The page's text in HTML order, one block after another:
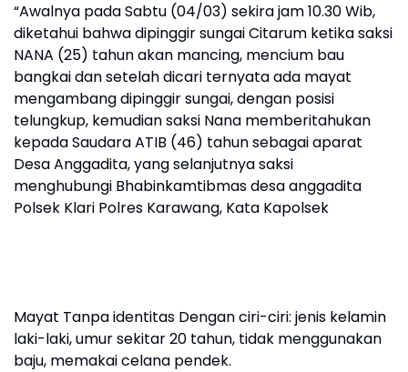
“Awalnya pada Sabtu (04/03) sekira jam 10.30 Wib,
diketahui bahwa dipinggir sungai Citarum ketika saksi
NANA (25) tahun akan mancing, mencium bau
bangkai dan setelah dicari ternyata ada mayat
mengambang dipinggir sungai, dengan posisi
telungkup, kemudian saksi Nana memberitahukan
kepada Saudara ATIB (46) tahun sebagai aparat
Desa Anggadita, yang selanjutnya saksi
menghubungi Bhabinkamtibmas desa anggadita
Polsek Klari Polres Karawang, Kata Kapolsek
Mayat Tanpa identitas Dengan ciri-ciri: jenis kelamin
laki-laki, umur sekitar 20 tahun, tidak menggunakan
baju, memakai celana pendek.